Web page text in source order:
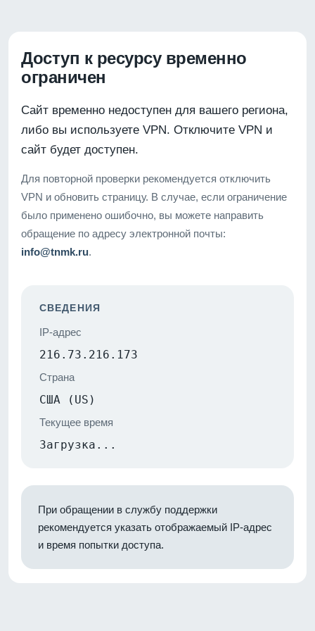
Доступ к ресурсу временно
ограничен
Сайт временно недоступен для вашего региона,
либо вы используете VPN. Отключите VPN и
сайт будет доступен.
Для повторной проверки рекомендуется отключить
VPN и обновить страницу. В случае, если ограничение
было применено ошибочно, вы можете направить
обращение по адресу электронной почты:
info@tnmk.ru.
СВЕДЕНИЯ
IP-адрес
216.73.216.173
Страна
США (US)
Текущее время
Загрузка...
При обращении в службу поддержки
рекомендуется указать отображаемый IP-адрес
и время попытки доступа.